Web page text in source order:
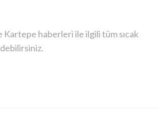
haberleri ile ilgili tüm sıcak